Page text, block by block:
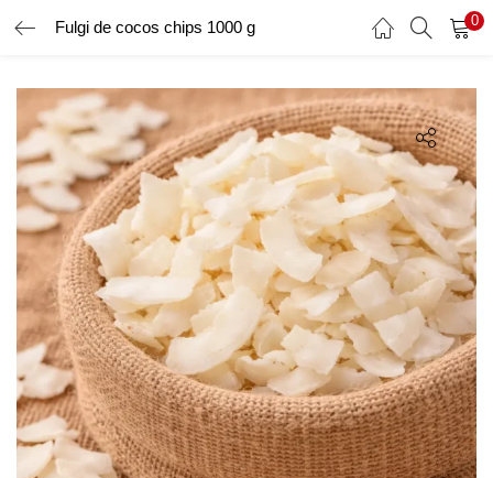
Fulgi de cocos chips 1000 g 0
AUTENTIFICARE ÎNREGISTRARE
Introduceți numele de utilizator și parola pentru a vă autentifica.
Amintește-ți de mine
Ai uitat parola?